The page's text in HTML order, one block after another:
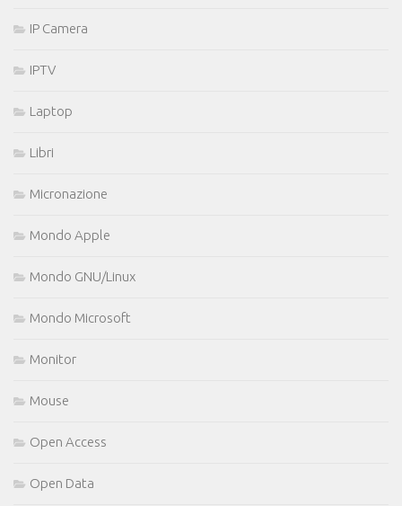
IP Camera
IPTV
Laptop
Libri
Micronazione
Mondo Apple
Mondo GNU/Linux
Mondo Microsoft
Monitor
Mouse
Open Access
Open Data